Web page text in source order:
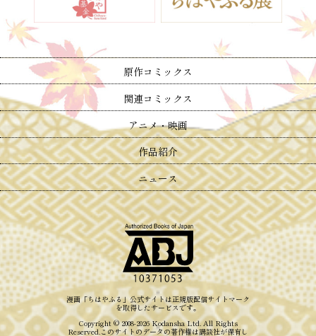
原作コミックス
関連コミックス
アニメ・映画
作品紹介
ニュース
漫画「ちはやふる」公式サイトは正規版配信サイトマーク
を取得したサービスです。
Copyright © 2008-2026KodanshaLtd. All Rights
Reserved.このサイトのデータの著作権は講談社が保有し